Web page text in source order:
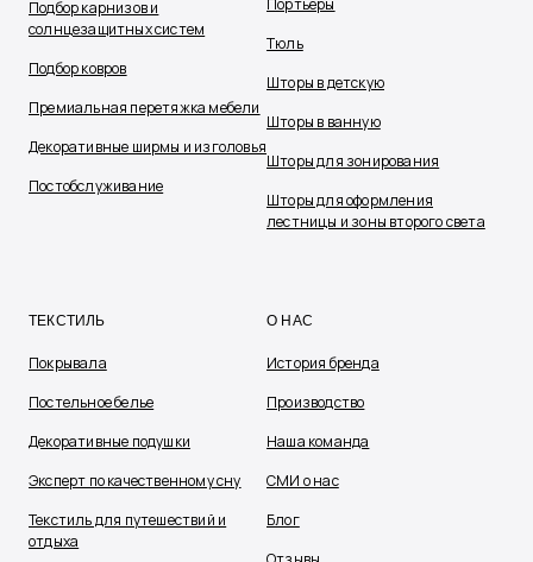
Подбор карнизов и
солнцезащитных систем
Подбор ковров
Премиальная перетяжка мебели
Декоративные ширмы и изголовья
Постобслуживание
Тюль
Шторы в детскую
Шторы в ванную
Шторы для зонирования
Шторы для оформления
лестницы и зоны второго света
ТЕКСТИЛЬ
Покрывала
Постельное белье
Декоративные подушки
Эксперт по качественному сну
Текстиль для путешествий и
отдыха
О НАС
История бренда
Производство
Наша команда
СМИ о нас
Блог